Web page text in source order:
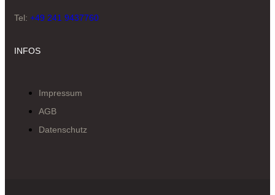
Tel: +49 241 9437760
INFOS
Impressum
AGB
Datenschutz